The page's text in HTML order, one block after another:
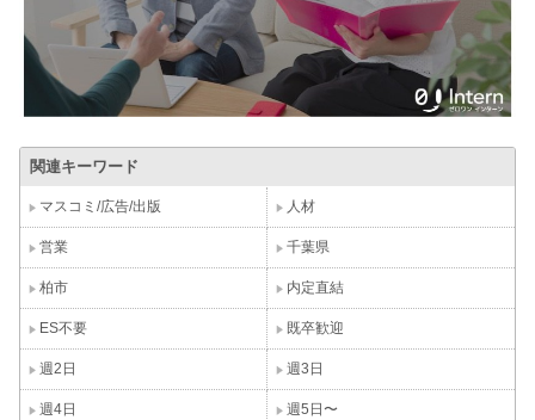
関連キーワード
マスコミ/広告/出版 人材
営業 千葉県
柏市 内定直結
ES不要 既卒歓迎
週2日 週3日
週4日 週5日〜